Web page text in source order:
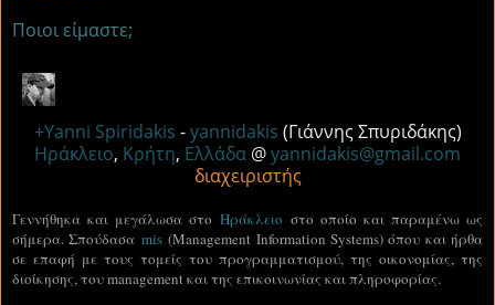
Ποιοι είμαστε;
+Yanni Spiridakis -yannidakis (Γιάννης Σπυριδάκης)
Ηράκλειο, Κρήτη, Ελλάδα @yannidakis@gmail.com
διαχειριστής
Γεννήθηκα και μεγάλωσα στο Ηράκλειο στο οποίο και παραμένω ως
σήμερα. Σπούδασα mis (Management Information Systems) όπου και ήρθα
σε επαφή με τους τομείς του προγραμματισμού, της οικονομίας, της
διοίκησης, του management και της επικοινωνίας και πληροφορίας.